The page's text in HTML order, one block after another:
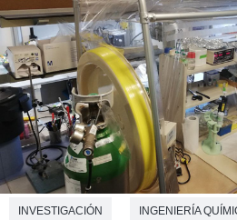
BUSCAR
INVESTIGACIÓN INGENIERÍA